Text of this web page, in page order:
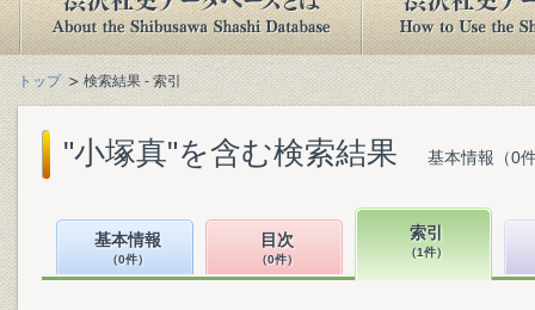
トップ 検索結果 - 索引
"小塚真"を含む検索結果 基本情報（0
基本情報
（0件）
目次
（0件）
索引
（1件）